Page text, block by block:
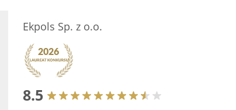
Ekpols Sp. z o.o.
8.5